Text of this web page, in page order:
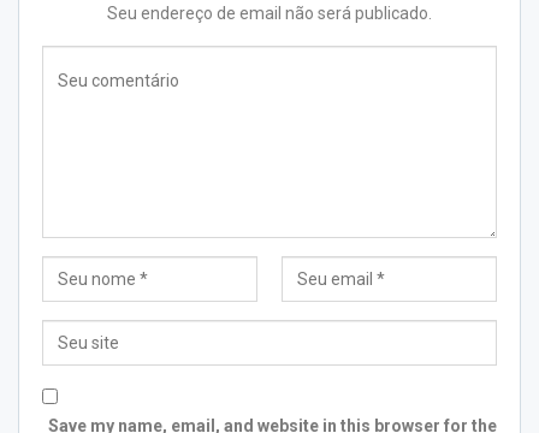
Seu endereço de email não será publicado.
Save my name, email, and website in this browser for the